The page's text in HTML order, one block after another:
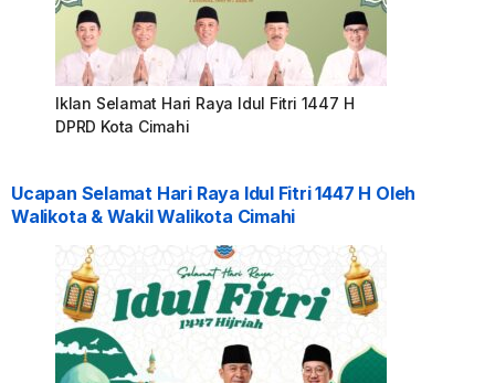
Iklan Selamat Hari Raya Idul Fitri 1447 H
DPRD Kota Cimahi
Ucapan Selamat Hari Raya Idul Fitri 1447 H Oleh
Walikota & Wakil Walikota Cimahi